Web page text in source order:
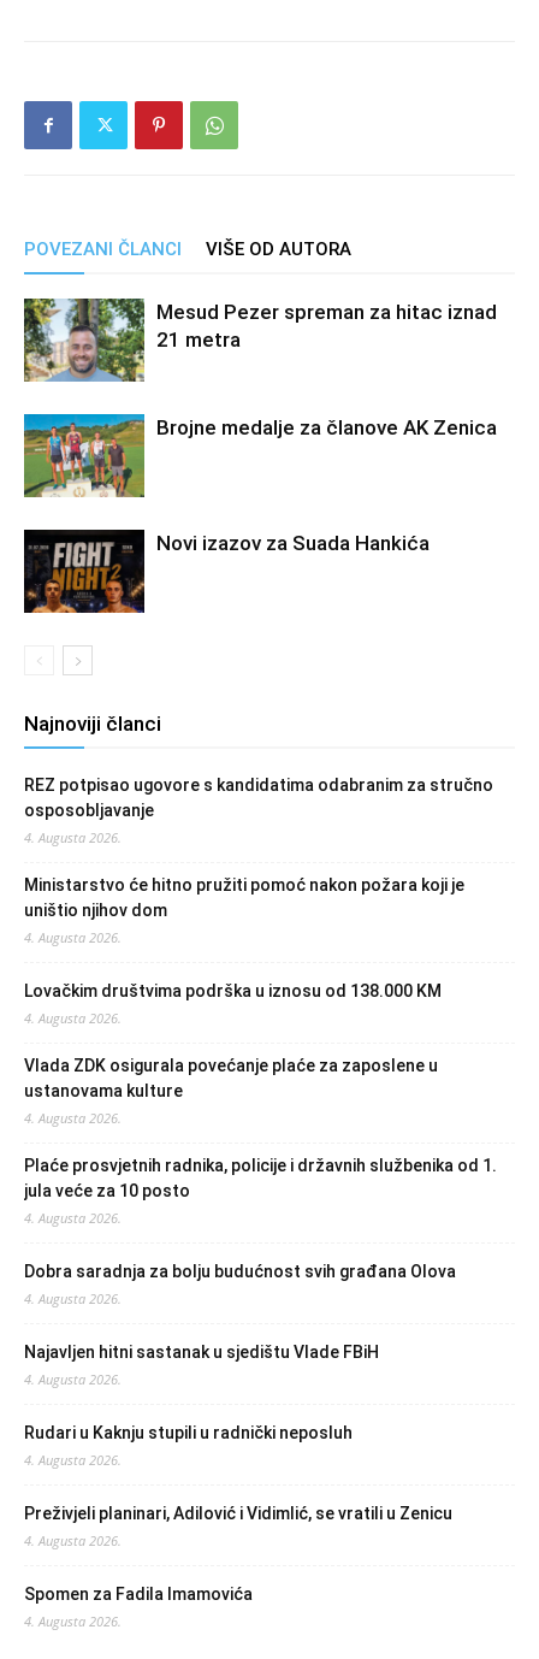
POVEZANI ČLANCI VIŠE OD AUTORA
Mesud Pezer spreman za hitac iznad
21 metra
Brojne medalje za članove AK Zenica
Novi izazov za Suada Hankića
Najnoviji članci
REZ potpisao ugovore s kandidatima odabranim za stručno
osposobljavanje
4. Augusta 2026.
Ministarstvo će hitno pružiti pomoć nakon požara koji je
uništio njihov dom
4. Augusta 2026.
Lovačkim društvima podrška u iznosu od 138.000 KM
4. Augusta 2026.
Vlada ZDK osigurala povećanje plaće za zaposlene u
ustanovama kulture
4. Augusta 2026.
Plaće prosvjetnih radnika, policije i državnih službenika od 1.
jula veće za 10 posto
4. Augusta 2026.
Dobra saradnja za bolju budućnost svih građana Olova
4. Augusta 2026.
Najavljen hitni sastanak u sjedištu Vlade FBiH
4. Augusta 2026.
Rudari u Kaknju stupili u radnički neposluh
4. Augusta 2026.
Preživjeli planinari, Adilović i Vidimlić, se vratili u Zenicu
4. Augusta 2026.
Spomen za Fadila Imamovića
4. Augusta 2026.